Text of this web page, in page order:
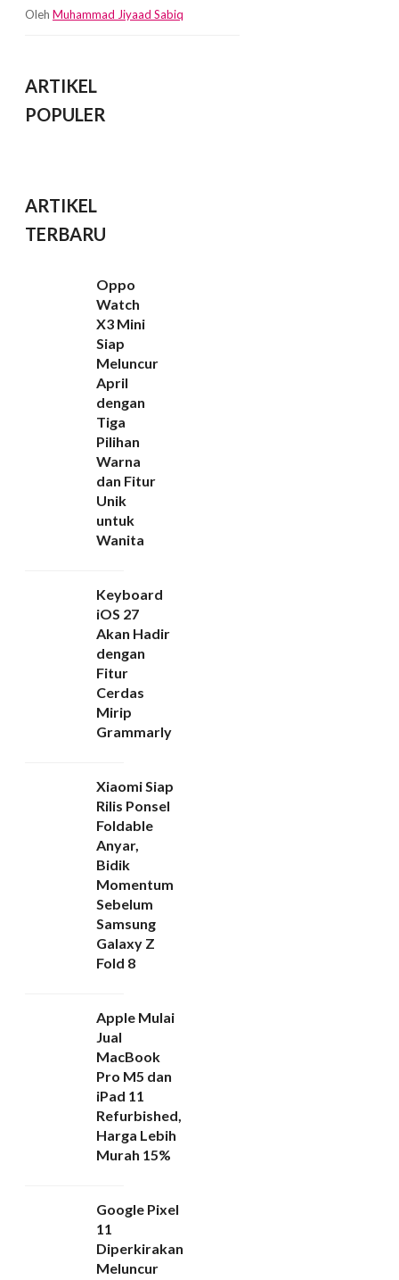
Oleh Muhammad Jiyaad Sabiq
ARTIKEL
POPULER
ARTIKEL
TERBARU
Oppo
Watch
X3 Mini
Siap
Meluncur
April
dengan
Tiga
Pilihan
Warna
dan Fitur
Unik
untuk
Wanita
Keyboard
iOS 27
Akan Hadir
dengan
Fitur
Cerdas
Mirip
Grammarly
Xiaomi Siap
Rilis Ponsel
Foldable
Anyar,
Bidik
Momentum
Sebelum
Samsung
Galaxy Z
Fold 8
Apple Mulai
Jual
MacBook
Pro M5 dan
iPad 11
Refurbished,
Harga Lebih
Murah 15%
Google Pixel
11
Diperkirakan
Meluncur